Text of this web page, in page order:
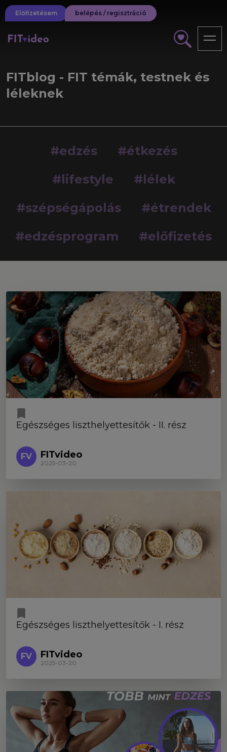
Előfizetésem belépés / regisztráció
FITblog - FIT témák, testnek és
léleknek
#edzés
#étkezés
#lifestyle
#lélek
#szépségápolás
#étrendek
#edzésprogram
#előfizetés
Egészséges liszthelyettesítők - II. rész
FV FITvideo
2025-03-20
Egészséges liszthelyettesítők - I. rész
FV FITvideo
2025-03-20